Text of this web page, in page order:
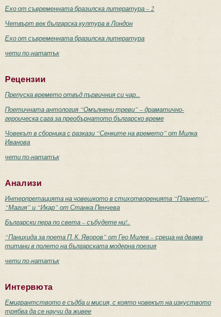
Ехо от съвременната бразилска литература – 2
Четвърт век българска култура в Лондон
Ехо от съвременната бразилска литература
чети по-нататък
Рецензии
Препуска времето отвъд първичния си чар...
Поетичната антология “Омълнени треви” – драматично-
героическа сага за преобърнатото българско време
Човекът в сборника с разкази “Сенките на времето” от Милка
Иванова
чети по-нататък
Анализи
Интерпретацията на човешкото в стихотворенията “Планети”,
“Магия” и “Икар” от Станка Пенчева
Български пера по света – събудете ни!..
“Панихида за поета П. К. Яворов” от Гео Милев – среща на двама
титани в полето на българската модерна поезия
чети по-нататък
Интервюта
Емигрантството е съдба и мисия, с която човекът на изкуството
трябва да се научи да живее